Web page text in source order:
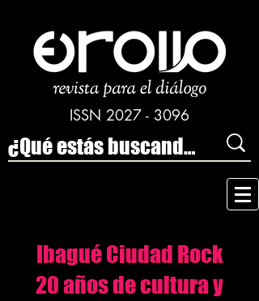
ISSN 2027 - 3096
Ibagué Ciudad Rock
20 años de cultura y